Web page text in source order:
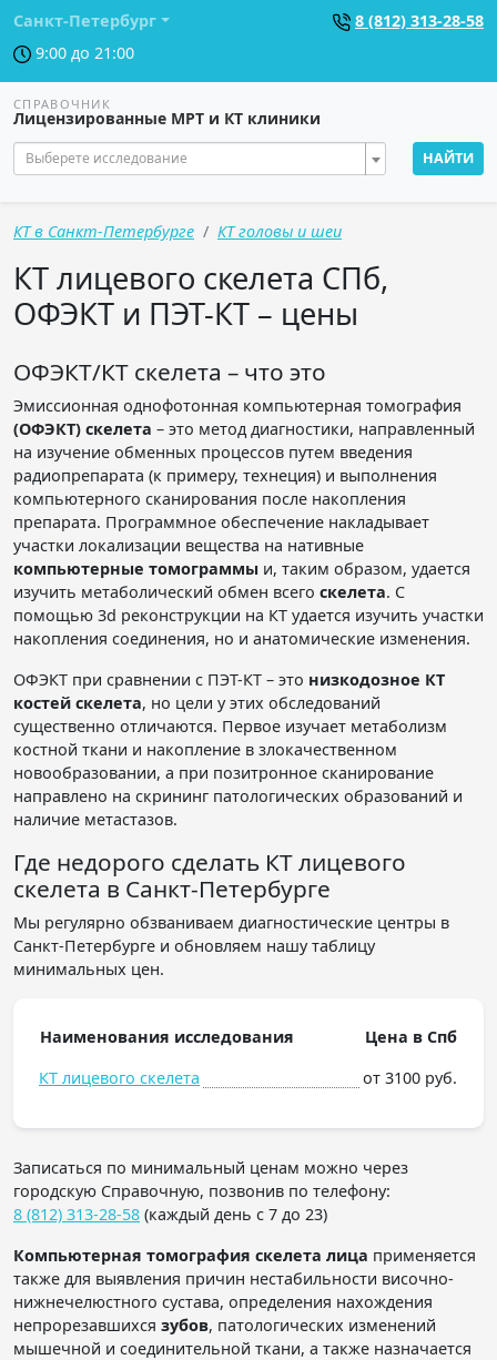
Санкт-Петербург
8 (812) 313-28-58
9:00 до 21:00
СПРАВОЧНИК
Лицензированные МРТ и КТ клиники
Выберете исследование НАЙТИ
КТ в Санкт-Петербурге КТ головы и шеи
КТ лицевого скелета СПб,
ОФЭКТ и ПЭТ-КТ – цены
ОФЭКТ/КТ скелета – что это
Эмиссионная однофотонная компьютерная томография
(ОФЭКТ) скелета – это метод диагностики, направленный
на изучение обменных процессов путем введения
радиопрепарата (к примеру, технеция) и выполнения
компьютерного сканирования после накопления
препарата. Программное обеспечение накладывает
участки локализации вещества на нативные
компьютерные томограммы и, таким образом, удается
изучить метаболический обмен всего скелета. С
помощью 3d реконструкции на КТ удается изучить участки
накопления соединения, но и анатомические изменения.
ОФЭКТ при сравнении с ПЭТ-КТ – это низкодозное КТ
костей скелета, но цели у этих обследований
существенно отличаются. Первое изучает метаболизм
костной ткани и накопление в злокачественном
новообразовании, а при позитронное сканирование
направлено на скрининг патологических образований и
наличие метастазов.
Где недорого сделать КТ лицевого
скелета в Санкт-Петербурге
Мы регулярно обзваниваем диагностические центры в
Санкт-Петербурге и обновляем нашу таблицу
минимальных цен.
Наименования исследования
Цена в Спб
КТ лицевого скелета
от 3100 руб.
Записаться по минимальный ценам можно через
городскую Справочную, позвонив по телефону:
8 (812) 313-28-58 (каждый день с 7 до 23)
Компьютерная томография скелета лица применяется
также для выявления причин нестабильности височно-
нижнечелюстного сустава, определения нахождения
непрорезавшихся зубов, патологических изменений
мышечной и соединительной ткани, а также назначается